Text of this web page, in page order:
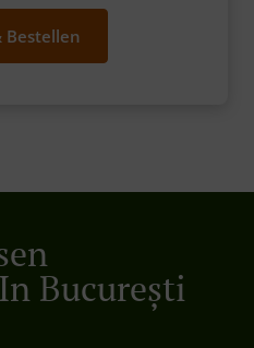
Bestellen
București